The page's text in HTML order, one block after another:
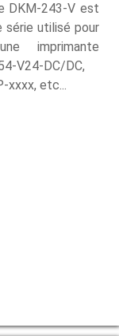
DKM-243-V est
série utilisé pour
imprimante
V24-DC/DC,
xxxx, etc...